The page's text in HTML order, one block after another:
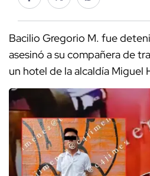
Bacilio Gregorio M. fue
asesinó a su compañera de
un hotel de la alcaldía Miguel